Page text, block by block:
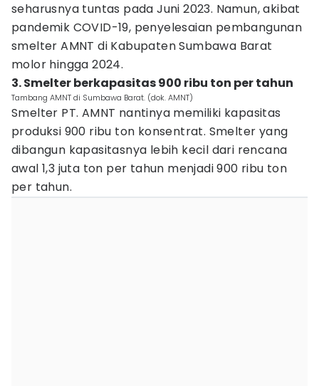
seharusnya tuntas pada Juni 2023. Namun, akibat
pandemik COVID-19, penyelesaian pembangunan
smelter AMNT di Kabupaten Sumbawa Barat
molor hingga 2024.
3. Smelter berkapasitas 900 ribu ton per tahun
Tambang AMNT di Sumbawa Barat. (dok. AMNT)
Smelter PT. AMNT nantinya memiliki kapasitas
produksi 900 ribu ton konsentrat. Smelter yang
dibangun kapasitasnya lebih kecil dari rencana
awal 1,3 juta ton per tahun menjadi 900 ribu ton
per tahun.